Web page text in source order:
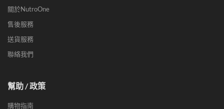
關於NutroOne
售後服務
送貨服務
聯絡我們
幫助 / 政策
購物指南